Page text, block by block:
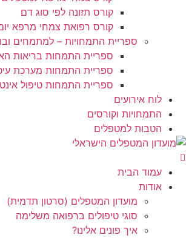
קורס תזונה לפי סוג דם
קורס רפואת צמחי מרפא
ספריית התמחויות – למתמחים
ספריית התמחות בריאות
ספריית התמחות מערכת
ספריית התמחות טיפול
לוח אירועים
התמחויות וקורסים
הטבות למטפלים
עמוד הבית
אודות
מועדון המטפלים (סרטון תדמית)
סוגי טיפולים ברפואה משלימה
איך פונים אלינו?